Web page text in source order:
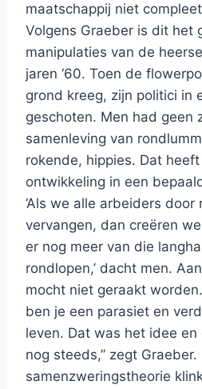
maatschappij niet
Volgens Graeber is dit het
manipulaties van de
jaren ‘60. Toen de
grond kreeg, zijn politici in
geschoten. Men had geen
samenleving van
rokende, hippies. Dat
ontwikkeling in een
‘Als we alle arbeiders door
vervangen, dan creëren
er nog meer van die
rondlopen,’ dacht men.
mocht niet geraakt
ben je een parasiet en
leven. Dat was het idee
nog steeds,” zegt Graeber.
samenzweringstheorie